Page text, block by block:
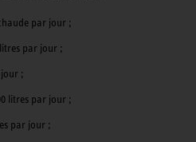
par jour ;
par jour ;
;
litres par jour ;
par jour ;